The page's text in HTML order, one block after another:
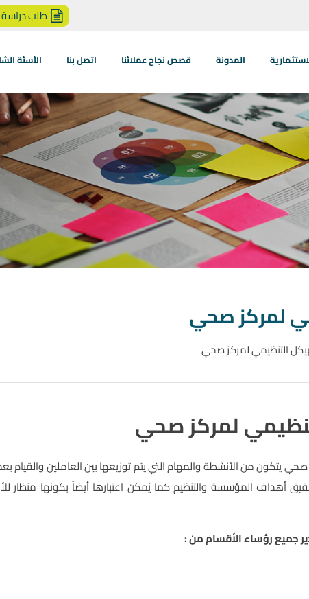
طلب
المدونة قصص نجاح عملائنا اتصل بنا الأسئة
لمركز صحي
التنظيمي لمركز صحي
لمركز صحي
صحي يتكون من الأنشطة والمهام التي يتم توزيعها بين العاملين والقيام
أهداف المؤسسة والتنظيم كما يُمكن اعتبارها أيضاً بكونها منظار
جميع رؤساء الأقسام من :